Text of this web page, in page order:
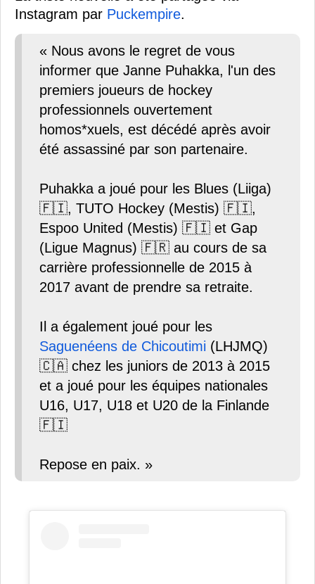
Instagram par Puckempire.
« Nous avons le regret de vous
informer que Janne Puhakka, l'un des
premiers joueurs de hockey
professionnels ouvertement
homos*xuels, est décédé après avoir
été assassiné par son partenaire.
Puhakka a joué pour les Blues (Liiga)
🇫🇮, TUTO Hockey (Mestis) 🇫🇮,
Espoo United (Mestis) 🇫🇮 et Gap
(Ligue Magnus) 🇫🇷 au cours de sa
carrière professionnelle de 2015 à
2017 avant de prendre sa retraite.
Il a également joué pour les
Saguenéens de Chicoutimi (LHJMQ)
🇨🇦 chez les juniors de 2013 à 2015
et a joué pour les équipes nationales
U16, U17, U18 et U20 de la Finlande
🇫🇮
Repose en paix. »